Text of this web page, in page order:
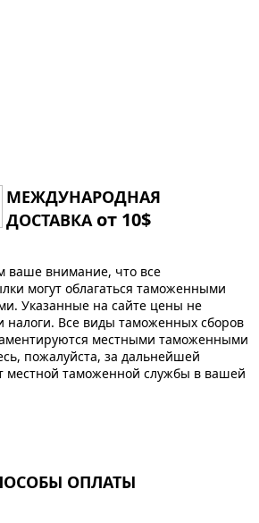
МЕЖДУНАРОДНАЯ
ДОСТАВКА от 10$
ваше внимание, что все
могут облагаться таможенными
Указанные на сайте цены не
Все виды таможенных сборов
местными таможенными
пожалуйста, за дальнейшей
местной таможенной службы в вашей
ОПЛАТЫ